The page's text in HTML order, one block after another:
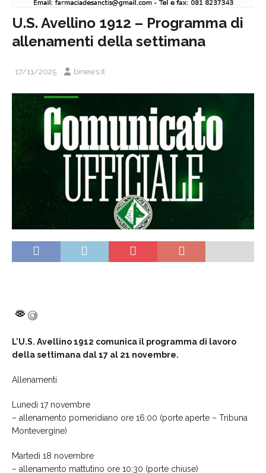
U.S. Avellino 1912 – Programma di
allenamenti della settimana
17/11/2025 binews.it
L’U.S. Avellino 1912 comunica il programma di lavoro
della settimana dal 17 al 21 novembre.
Allenamenti
Lunedì 17 novembre
– allenamento pomeridiano ore 16:00 (porte aperte – Tribuna
Montevergine)
Martedì 18 novembre
– allenamento mattutino ore 10:30 (porte chiuse)